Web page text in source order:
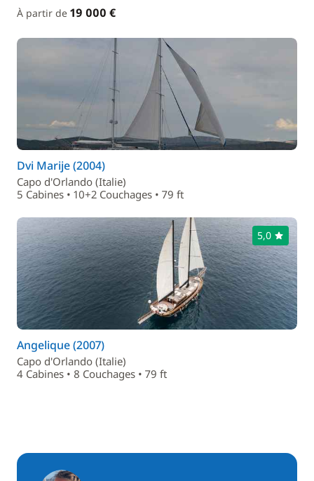
À partir de 19 000 €
Dvi Marije (2004)
Capo d'Orlando (Italie)
5 Cabines • 10+2 Couchages • 79 ft
5,0
Angelique (2007)
Capo d'Orlando (Italie)
4 Cabines • 8 Couchages • 79 ft